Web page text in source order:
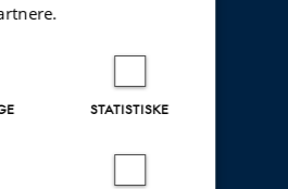
STATISTISKE